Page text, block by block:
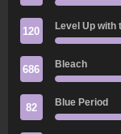
120 Level Up with
686 Bleach
82 Blue Period